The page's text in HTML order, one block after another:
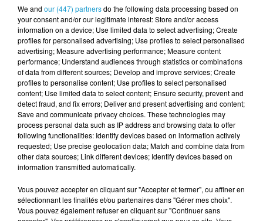
16h11
16h11
CORRS
Runaway
16h07
16h07
ALAIN BASHUNG
Gaby Oh Gaby
16h04
16h04
GENESIS
Invisible Touch
We and our (447) partnersdo the following data processing based on
your consent and/or our legitimate interest: Store and/or access
information on a device; Use limited data to select advertising; Create
profiles for personalised advertising; Use profiles to select personalised
advertising; Measure advertising performance; Measure content
performance; Understand audiences through statistics or combinations
of data from different sources; Develop and improve services; Create
profiles to personalise content; Use profiles to select personalised
content; Use limited data to select content; Ensure security, prevent and
detect fraud, and fix errors; Deliver and present advertising and content;
Save and communicate privacy choices. These technologies may
process personal data such as IP address and browsing data to offer
following functionalities: Identify devices based on information actively
requested; Use precise geolocation data; Match and combine data from
other data sources; Link different devices; Identify devices based on
information transmitted automatically.
Vous pouvez accepter en cliquant sur "Accepter et fermer", ou affiner en
sélectionnant les finalités et/ou partenaires dans "Gérer mes choix".
Vous pouvez également refuser en cliquant sur "Continuer sans